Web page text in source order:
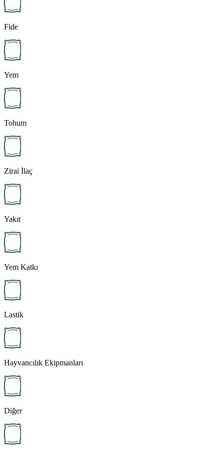
Fide
Yem
Tohum
Zirai İlaç
Yakıt
Yem Katkı
Lastik
Hayvancılık Ekipmanları
Diğer